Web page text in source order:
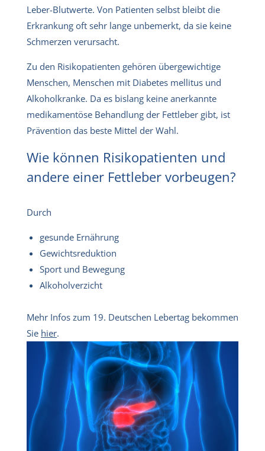
Leber-Blutwerte. Von Patienten selbst bleibt die
Erkrankung oft sehr lange unbemerkt, da sie keine
Schmerzen verursacht.
Zu den Risikopatienten gehören übergewichtige
Menschen, Menschen mit Diabetes mellitus und
Alkoholkranke. Da es bislang keine anerkannte
medikamentöse Behandlung der Fettleber gibt, ist
Prävention das beste Mittel der Wahl.
Wie können Risikopatienten und
andere einer Fettleber vorbeugen?
Durch
gesunde Ernährung
Gewichtsreduktion
Sport und Bewegung
Alkoholverzicht
Mehr Infos zum 19. Deutschen Lebertag bekommen
Sie hier.